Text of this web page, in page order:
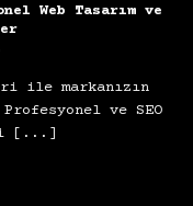
Web Tasarım ve
ile markanızın
ve SEO
[...]